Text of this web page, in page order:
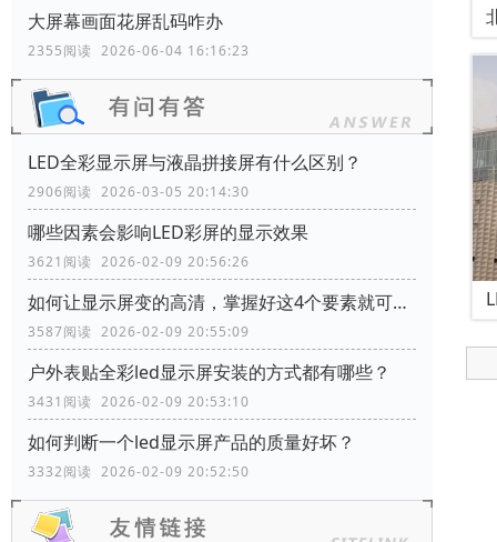
大屏幕画面花屏乱码咋办
2355阅读 2026-06-04 16:16:23
LED全彩显示屏与液晶拼接屏有什么区别？
2906阅读 2026-03-05 20:14:30
哪些因素会影响LED彩屏的显示效果
3621阅读 2026-02-09 20:56:26
如何让显示屏变的高清，掌握好这4个要素就可以了
3587阅读 2026-02-09 20:55:09
户外表贴全彩led显示屏安装的方式都有哪些？
3431阅读 2026-02-09 20:53:10
如何判断一个led显示屏产品的质量好坏？
3332阅读 2026-02-09 20:52:50